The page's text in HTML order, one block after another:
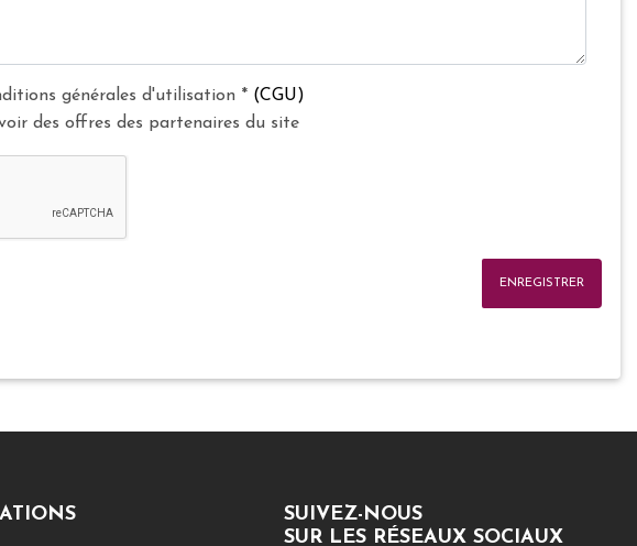
générales d'utilisation * (CGU)
des offres des partenaires du site
ENREGISTRER
SUIVEZ-NOUS
SUR LES RÉSEAUX SOCIAUX